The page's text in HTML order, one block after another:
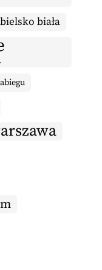
biała